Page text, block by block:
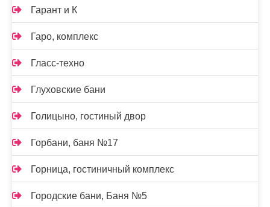
Гарант и К
Гаро, комплекс
Гласс-техно
Глуховские бани
Голицыно, гостиный двор
Горбани, баня №17
Горница, гостиничный комплекс
Городские бани, Баня №5